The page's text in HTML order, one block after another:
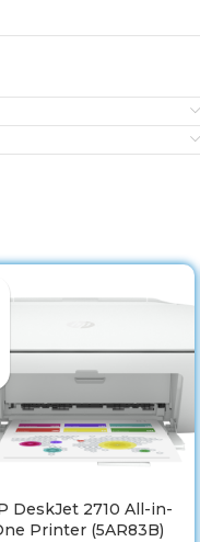
DeskJet 2710 All-in-
Printer (5AR83B)